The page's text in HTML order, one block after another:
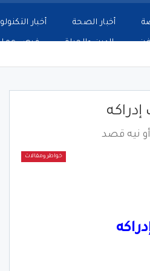
أخبار الصحة أخبار
الدين والحياة فرص
نيه قصد
خواطر ومقالات